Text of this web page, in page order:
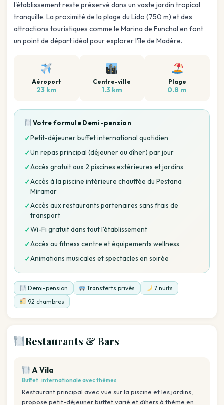
l'établissement reste préservé dans un vaste jardin tropical
tranquille. La proximité de la plage du Lido (750 m) et des
attractions touristiques comme le Marina de Funchal en font
un point de départ idéal pour explorer l'île de Madère.
Aéroport
23 km
Centre-ville
1.3 km
Plage
0.8 m
Votre formuleDemi-pension
✓Petit-déjeuner buffet international quotidien
✓Un repas principal (déjeuner ou dîner) par jour
✓Accès gratuit aux 2 piscines extérieures et jardins
✓Accès à la piscine intérieure chauffée du Pestana
Miramar
✓Accès aux restaurants partenaires sans frais de
transport
✓Wi-Fi gratuit dans tout l'établissement
✓Accès au fitness centre et équipements wellness
✓Animations musicales et spectacles en soirée
Demi-pension Transferts privés
7 nuits
92 chambres
Restaurants & Bars
A Vila
Buffet · internationale avec thèmes
Restaurant principal avec vue sur la piscine et les jardins,
propose petit-déjeuner buffet varié et dîners à thème en